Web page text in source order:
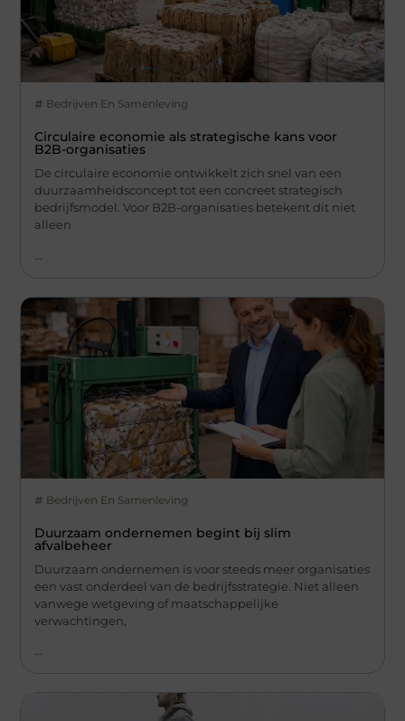
Bedrijven En Samenleving
Circulaire economie als strategische kans voor
B2B-organisaties
De circulaire economie ontwikkelt zich snel van een
duurzaamheidsconcept tot een concreet strategisch
bedrijfsmodel. Voor B2B-organisaties betekent dit niet
alleen
Bedrijven En Samenleving
Duurzaam ondernemen begint bij slim
afvalbeheer
Duurzaam ondernemen is voor steeds meer organisaties
een vast onderdeel van de bedrijfsstrategie. Niet alleen
vanwege wetgeving of maatschappelijke
verwachtingen,